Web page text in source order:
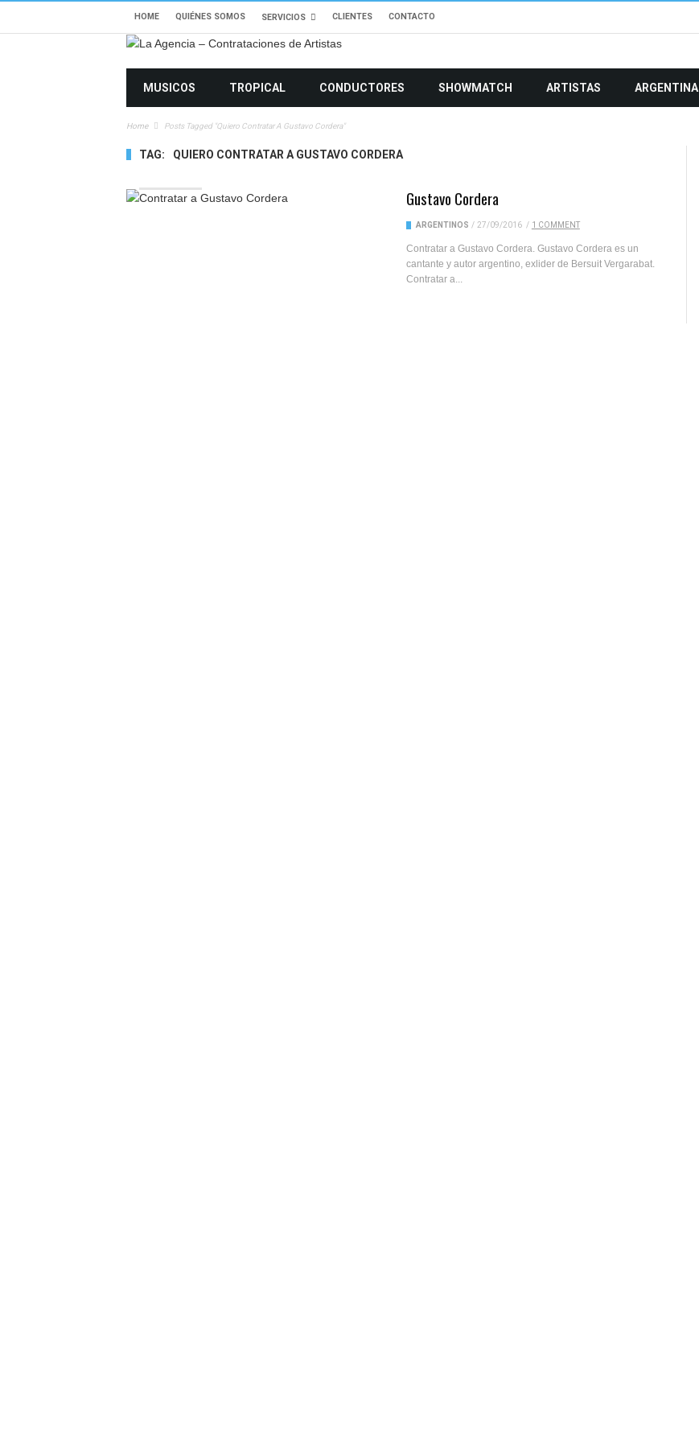
HOME QUIÉNES SOMOS SERVICIOS CLIENTES CONTACTO
MUSICOS TROPICAL CONDUCTORES SHOWMATCH ARTISTAS ARGENTINA
Home Posts Tagged "quiero Contratar A Gustavo Cordera"
TAG: QUIERO CONTRATAR A GUSTAVO CORDERA
Gustavo Cordera
ARGENTINOS / 27/09/2016 / 1 COMMENT
Contratar a Gustavo Cordera. Gustavo Cordera es un
cantante y autor argentino, exlider de Bersuit Vergarabat.
Contratar a...